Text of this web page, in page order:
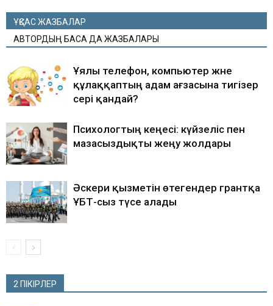
ҰҚСАС ЖАЗБАЛАР
АВТОРДЫҢ БАСҚА ДА ЖАЗБАЛАРЫ
Ұялы телефон, компьютер және
құлаққаптың адам ағзасына тигізер
әсері қандай?
Психологтың кеңесі: күйзеліс пен
мазасыздықты жеңу жолдары
Әскери қызметін өтегендер грантқа
ҰБТ-сыз түсе алады
2 ПІКІРЛЕР